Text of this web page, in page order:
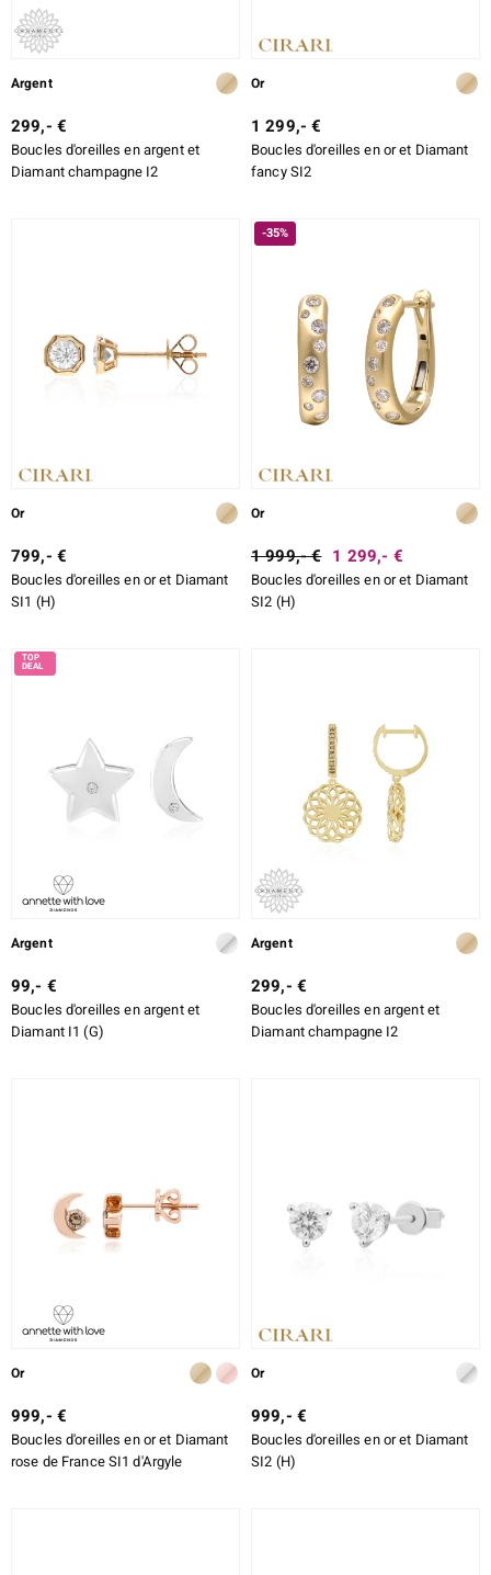
Argent
299,- €
Boucles d'oreilles en argent et
Diamant champagne I2
Or
1 299,- €
Boucles d'oreilles en or et Diamant
fancy SI2
Or
799,- €
Boucles d'oreilles en or et Diamant
SI1 (H)
-35%
Or
1 999,- € 1 299,- €
Boucles d'oreilles en or et Diamant
SI2 (H)
Argent
99,- €
Boucles d'oreilles en argent et
Diamant I1 (G)
Argent
299,- €
Boucles d'oreilles en argent et
Diamant champagne I2
Or
999,- €
Boucles d'oreilles en or et Diamant
rose de France SI1 d'Argyle
Or
999,- €
Boucles d'oreilles en or et Diamant
SI2 (H)